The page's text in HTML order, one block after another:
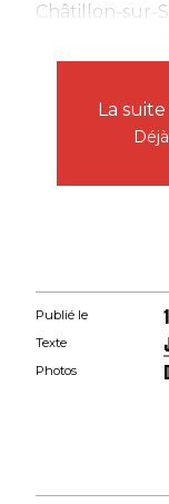
Châtillon-sur-
La
Publié le
Texte
Photos